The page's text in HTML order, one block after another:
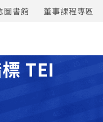
圖書館 董事課程專區
TEI